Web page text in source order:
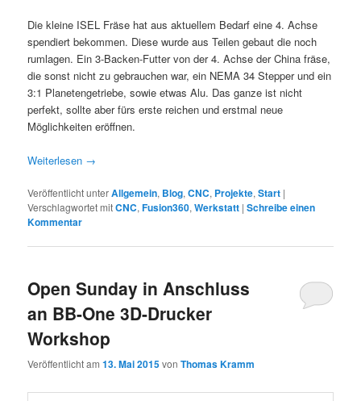
Die kleine ISEL Fräse hat aus aktuellem Bedarf eine 4. Achse
spendiert bekommen. Diese wurde aus Teilen gebaut die noch
rumlagen. Ein 3-Backen-Futter von der 4. Achse der China fräse,
die sonst nicht zu gebrauchen war, ein NEMA 34 Stepper und ein
3:1 Planetengetriebe, sowie etwas Alu. Das ganze ist nicht
perfekt, sollte aber fürs erste reichen und erstmal neue
Möglichkeiten eröffnen.
Weiterlesen →
Veröffentlicht unterAllgemein, Blog,CNC, Projekte,Start |
Verschlagwortet mitCNC,Fusion360,Werkstatt |Schreibe einen
Kommentar
Open Sunday in Anschluss
an BB-One 3D-Drucker
Workshop
Veröffentlicht am13. Mai 2015vonThomas Kramm